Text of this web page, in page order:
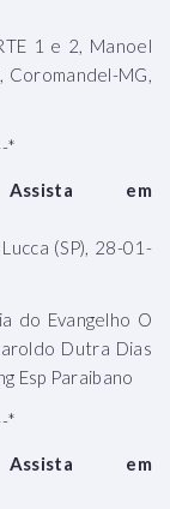
1 e 2, Manoel
Coromandel-MG,
*
em
(SP), 28-01-
do Evangelho O
Dutra Dias
Esp Paraibano
*
em